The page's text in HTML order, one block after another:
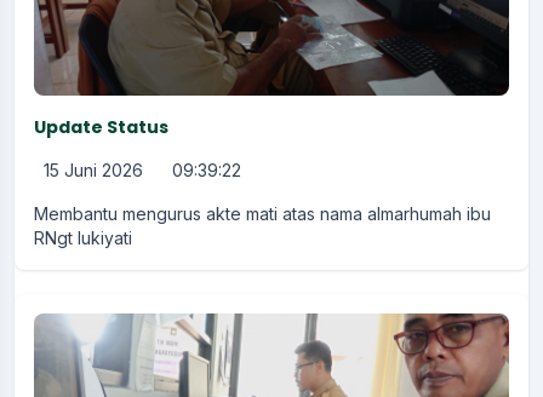
Update Status
15 Juni 2026 09:39:22
Membantu mengurus akte mati atas nama almarhumah ibu
RNgt lukiyati